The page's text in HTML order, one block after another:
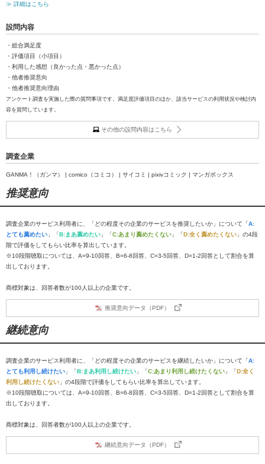
≫ 詳細はこちら
設問内容
・総合満足度
・評価項目（小項目）
・利用した感想（良かった点・悪かった点）
・他者推奨意向
・他者推奨意向理由
アンケート調査を実施した際の質問事項です。満足度評価項目のほか、該当サービスの利用状況や検討内
容を質問しています。
その他の設問内容はこちら
調査企業
GANMA！（ガンマ） | comico（コミコ） | サイコミ | pixivコミック | マンガボックス
推奨意向
調査企業のサービス利用者に、「どの程度その企業のサービスを推奨したいか」について「A:
とても薦めたい 」「B:まあ薦めたい 」「C:あまり薦めたくない 」「D:全く薦めたくない 」の4段
階で評価をしてもらい比率を算出しています。
※10段階聴取については、A=9-10回答、B=6-8回答、C=3-5回答、D=1-2回答として割合を算
出しております。
商標対象は、回答者数が100人以上の企業です。
推奨意向データ（PDF）
継続意向
調査企業のサービス利用者に、「どの程度その企業のサービスを継続したいか」について「A:
とても利用し続けたい 」「B:まあ利用し続けたい 」「C:あまり利用し続けたくない 」「D:全く
利用し続けたくない 」の4段階で評価をしてもらい比率を算出しています。
※10段階聴取については、A=9-10回答、B=6-8回答、C=3-5回答、D=1-2回答として割合を算
出しております。
商標対象は、回答者数が100人以上の企業です。
継続意向データ（PDF）